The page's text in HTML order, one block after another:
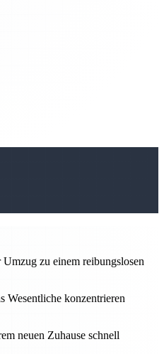
zu einem reibungslosen
Wesentliche konzentrieren
neuen Zuhause schnell